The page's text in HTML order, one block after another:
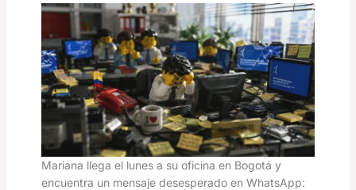
Mariana llega el lunes a su oficina en Bogotá y
encuentra un mensaje desesperado en WhatsApp: